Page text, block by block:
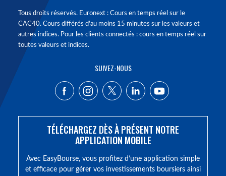
Tous droits réservés. Euronext : Cours en temps réel sur le
CAC40. Cours différés d'au moins 15 minutes sur les valeurs et
autres indices. Pour les clients connectés : cours en temps réel sur
toutes valeurs et indices.
SUIVEZ-NOUS
TÉLÉCHARGEZ DÈS À PRÉSENT NOTRE
APPLICATION MOBILE
Avec EasyBourse, vous profitez d’une application simple
et efficace pour gérer vos investissements boursiers ainsi